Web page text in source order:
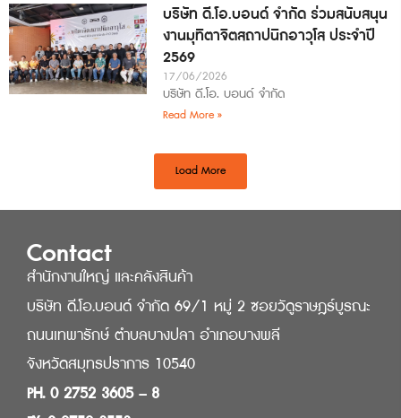
บริษัท ดี.โอ.บอนด์ จำกัด ร่วมสนับสนุน
งานมุทิตาจิตสถาปนิกอาวุโส ประจำปี
2569
17/06/2026
บริษัท ดี.โอ. บอนด์ จำกัด
Read More »
Load More
Contact
สำนักงานใหญ่ และคลังสินค้า
บริษัท ดี.โอ.บอนด์ จำกัด 69/1 หมู่ 2 ซอยวัดูราษฎร์บูรณะ
ถนนเทพารักษ์ ตำบลบางปลา อำเภอบางพลี
จังหวัดสมุทรปราการ 10540
PH. 0 2752 3605 – 8